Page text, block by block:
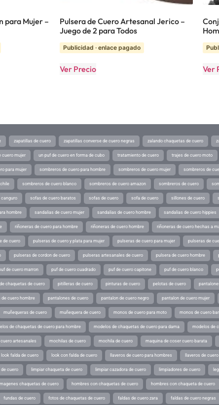
para Mujer –
Pulsera de Cuero Artesanal Jerico –
Juego de 2 para Todos
Publicidad · enlace pagado
Ver Precio Ver
zapatillas de cuero zapatillas converse de cuero negras zalando chaquetas de cuero
cuero mujer un puf de cuero en forma de cubo tratamiento de cuero trajes de cuero moto
para mujer sombreros de cuero para hombre sombreros de cuero mujer sombreros de
sombreros de cuero blanco sombreros de cuero amazon sombreros de cuero
canguro sofas de cuero baratos sofas de cuero sofa de cuero sillones de cuero
hombre sandalias de cuero mujer sandalias de cuero hombre sandalias de cuero hippies
riñoneras de cuero para hombre riñoneras de cuero hombre riñoneras de cuero hechas a
de cuero pulseras de cuero y plata para mujer pulseras de cuero para mujer pulseras de
pulseras de cordon de cuero pulseras artesanales de cuero pulsera de cuero hombre
de cuero marron puf de cuero cuadrado puf de cuero capitone puf de cuero blanco
chaquetas de cuero pitilleras de cuero pinturas de cuero pelotas de cuero
de cuero hombre pantalones de cuero pantalon de cuero negro pantalon de cuero mujer
muñequeras de cuero muñequera de cuero monos de cuero para moto monos de cuero
de chaquetas de cuero para hombre modelos de chaquetas de cuero para dama modelos de
artesanales mochilas de cuero mochila de cuero maquina de coser cuero barata
look falda de cuero look con falda de cuero llaveros de cuero para hombres llaveros de
de cuero limpiar chaqueta de cuero limpiar cazadora de cuero limpiadores de cuero
chaquetas de cuero hombres con chaquetas de cuero hombres con chaqueta de cuero
fundas de cuero fotos de chaquetas de cuero faldas de cuero zara faldas de cuero negras